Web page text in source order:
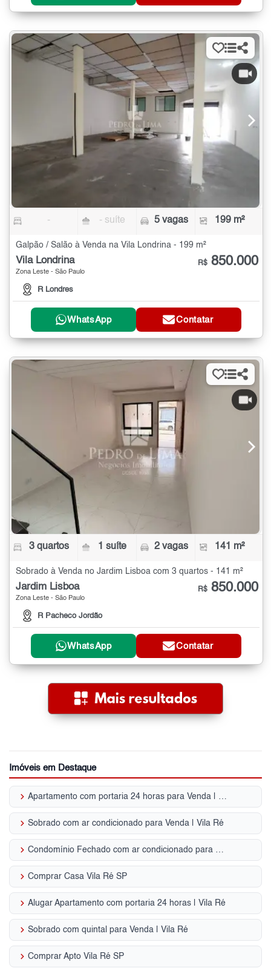
- - suíte 5 vagas 199 m²
Galpão / Salão à Venda na Vila Londrina - 199 m²
Vila Londrina
Zona Leste - São Paulo
R Londres
R$ 850.000
WhatsApp Contatar
3 quartos 1 suíte 2 vagas 141 m²
Sobrado à Venda no Jardim Lisboa com 3 quartos - 141 m²
Jardim Lisboa
Zona Leste - São Paulo
R Pacheco Jordão
R$ 850.000
WhatsApp Contatar
Imóveis em Destaque
keyboard_arrow_right Apartamento com portaria 24 horas para Venda | Vila Ré
keyboard_arrow_right Sobrado com ar condicionado para Venda | Vila Ré
keyboard_arrow_right Condomínio Fechado com ar condicionado para Venda | Vila Ré
keyboard_arrow_right Comprar Casa Vila Ré SP
keyboard_arrow_right Alugar Apartamento com portaria 24 horas | Vila Ré
keyboard_arrow_right Sobrado com quintal para Venda | Vila Ré
keyboard_arrow_right Comprar Apto Vila Ré SP